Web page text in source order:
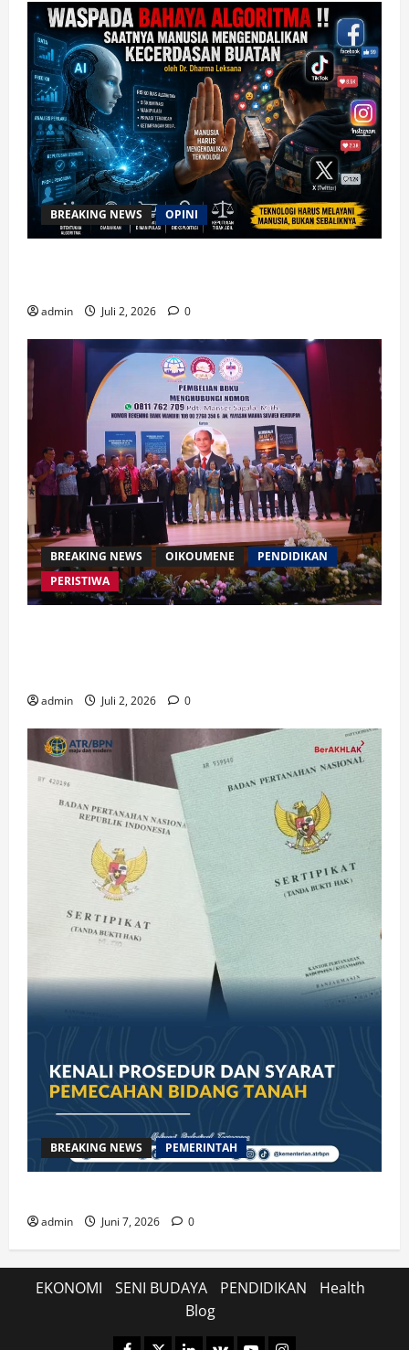
BREAKING NEWS OPINI
admin Juli 2, 2026 0
BREAKING NEWS OIKOUMENE
PENDIDIKAN
PERISTIWA
admin Juli 2, 2026 0
BREAKING NEWS PEMERINTAH
admin Juni 7, 2026 0
EKONOMI SENI BUDAYA PENDIDIKAN
Health
Blog